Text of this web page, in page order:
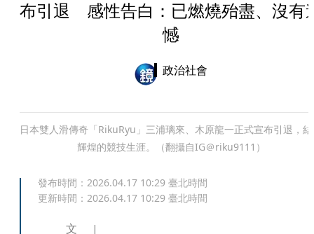
布引退 感性告白：已燃燒殆盡、沒有
憾
政治社會
日本雙人滑傳奇「RikuRyu」三浦璃來、木原龍一正式宣布引退，
輝煌的競技生涯。（翻攝自IG＠riku9111）
發布時間： 2026.04.17 10:29 臺北時間
更新時間： 2026.04.17 10:29 臺北時間
文